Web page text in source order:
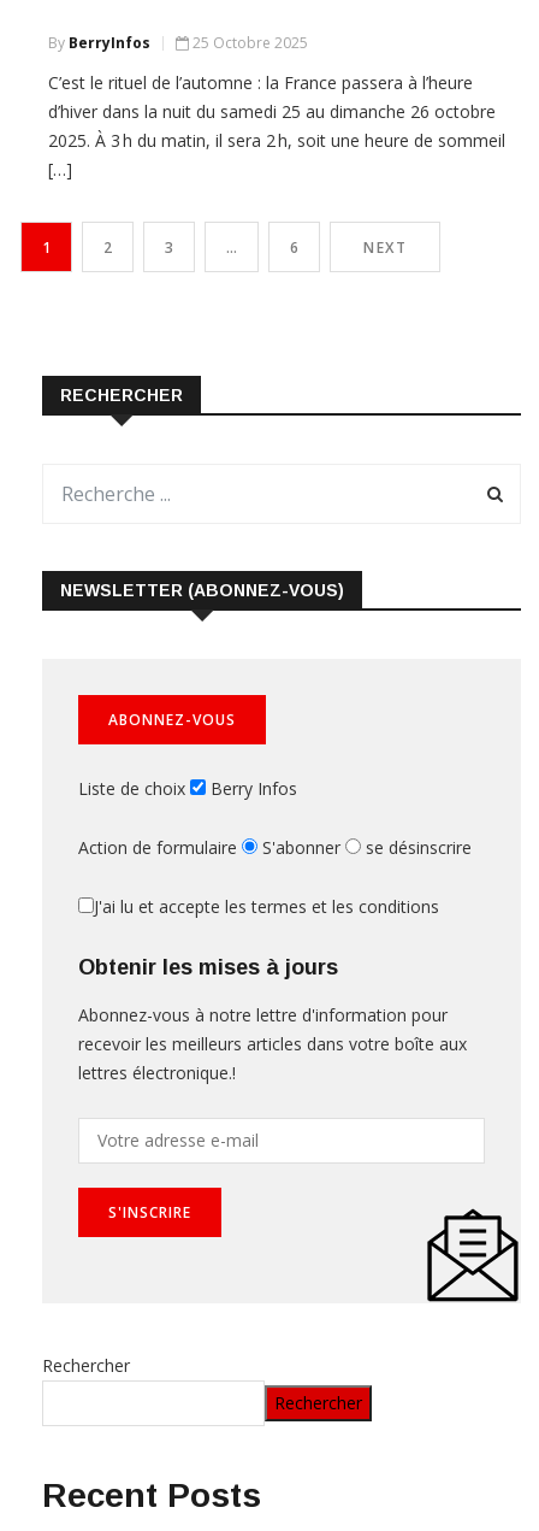
By BerryInfos 25 Octobre 2025
C’est le rituel de l’automne : la France passera à l’heure
d’hiver dans la nuit du samedi 25 au dimanche 26 octobre
2025. À 3 h du matin, il sera 2 h, soit une heure de sommeil
[…]
1 2 3 … 6 NEXT
RECHERCHER
NEWSLETTER (ABONNEZ-VOUS)
Liste de choix Berry Infos
Action de formulaire S'abonner se désinscrire
J'ai lu et accepte les termes et les conditions
Obtenir les mises à jours
Abonnez-vous à notre lettre d'information pour
recevoir les meilleurs articles dans votre boîte aux
lettres électronique.!
Rechercher
Rechercher
Recent Posts